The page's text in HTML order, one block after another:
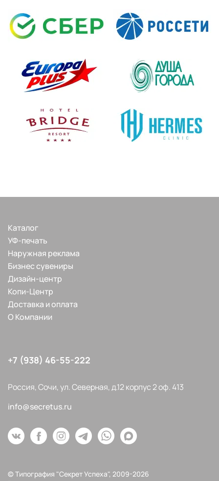
Каталог
УФ-печать
Наружная реклама
Бизнес сувениры
Дизайн-центр
Копи-Центр
Доставка и оплата
О Компании
+7 (938) 46-55-222
Россия, Сочи, ул. Северная, д.12 корпус 2 оф. 413
info@secretus.ru
© Типография "Секрет Успеха", 2009-2026